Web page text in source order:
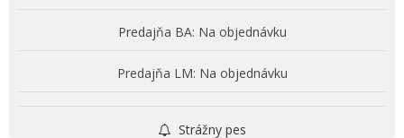
Predajňa BA: Na objednávku
Predajňa LM: Na objednávku
Strážny pes